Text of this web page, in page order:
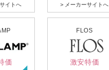
イトへ > メーカーサイトへ
価
FLOS
激安特価